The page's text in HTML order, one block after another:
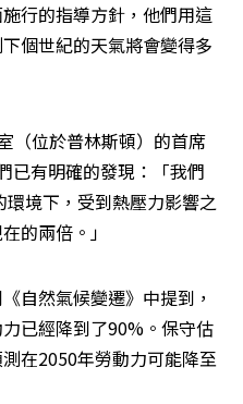
行的指導方針，他們用這
個世紀的天氣將會變得多
（位於普林斯頓）的首席
已有明確的發現：「我們
境下，受到熱壓力影響之
的兩倍。」
自然氣候變遷》中提到，
已經降到了90%。保守估
在2050年勞動力可能降至